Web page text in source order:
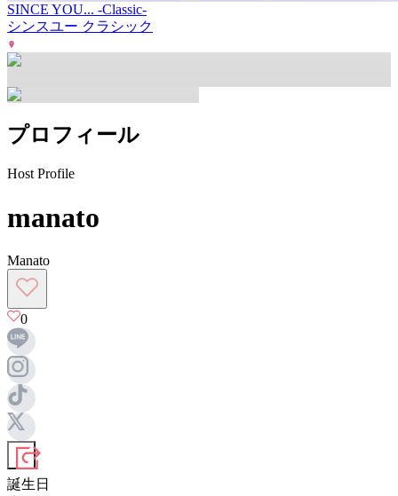
SINCE YOU... -Classic-
シンスユー クラシック
プロフィール
Host Profile
manato
Manato
0
誕生日